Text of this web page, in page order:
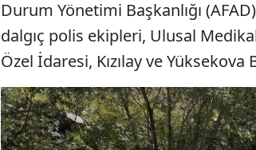
Durum Yönetimi Başkanlığı
dalgıç polis ekipleri, Ulusal
Özel İdaresi, Kızılay ve